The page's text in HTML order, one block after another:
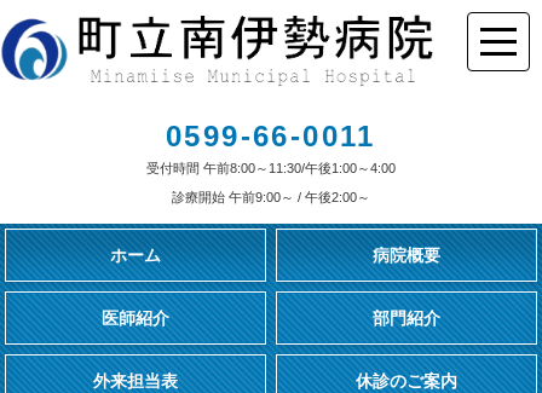
0599-66-0011
受付時間 午前8:00～11:30/午後1:00～4:00
診療開始 午前9:00～ / 午後2:00～
ホーム 病院概要
医師紹介 部門紹介
外来担当表 休診のご案内